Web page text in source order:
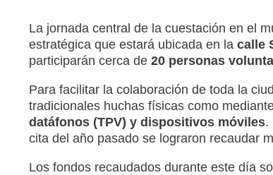
La jornada central de la cuestación en el
estratégica que estará ubicada en la calle
participarán cerca de 20 personas
Para facilitar la colaboración de toda la
tradicionales huchas físicas como
datáfonos (TPV) y dispositivos móviles.
cita del año pasado se lograron recaudar
Los fondos recaudados durante este día